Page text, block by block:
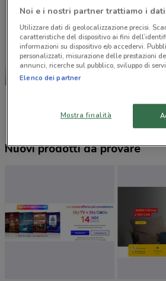
IN ARRIVO
Nuovi prodotti da provare
Noi e i nostri partner trattiamo i
Utilizzare dati di geolocalizzazione precisi.
caratteristiche del dispositivo ai fini
informazioni su dispositivo e/o accedervi.
personalizzati, misurazione delle prestazioni
annunci, ricerche sul pubblico, sviluppo di
Elenco dei partner
Mostra finalità